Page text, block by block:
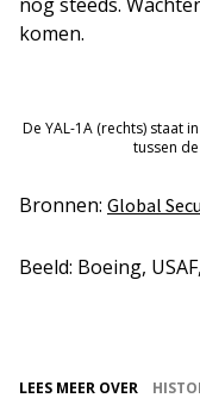
komen.
De YAL-1A (rechts) staat
tussen
Bronnen: Global
Beeld: Boeing,
LEES MEER OVER